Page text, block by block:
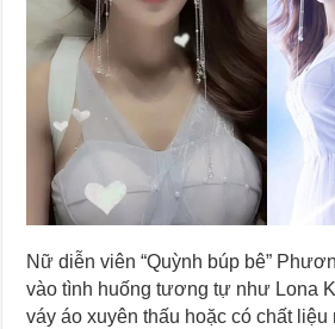
Nữ diễn viên “Quỳnh búp bê”
vào tình huống tương tự như Lona
váy áo xuyên thấu hoặc có chất liệu